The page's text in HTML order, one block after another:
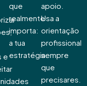
e
que
realmente
importa:
a tua
estratégia.
apoio.
Usa a
orientação
profissional
sempre
que
precisares.